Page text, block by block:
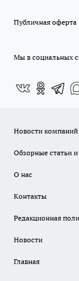
Публичная оферта
Мы в социальных
Новости компаний
Обзорные статьи
О нас
Контакты
Редакционная
Новости
Главная